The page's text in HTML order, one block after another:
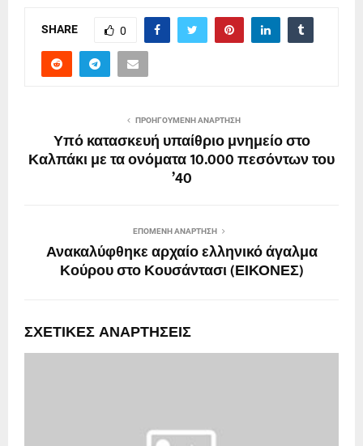
SHARE 0
ΠΡΟΗΓΟΎΜΕΝΗ ΑΝΆΡΤΗΣΗ
Υπό κατασκευή υπαίθριο μνημείο στο
Καλπάκι με τα ονόματα 10.000 πεσόντων του
’40
ΕΠΌΜΕΝΗ ΑΝΆΡΤΗΣΗ
Ανακαλύφθηκε αρχαίο ελληνικό άγαλμα
Κούρου στο Κουσάντασι (ΕΙΚΟΝΕΣ)
ΣΧΕΤΙΚΈΣ ΑΝΑΡΤΉΣΕΙΣ